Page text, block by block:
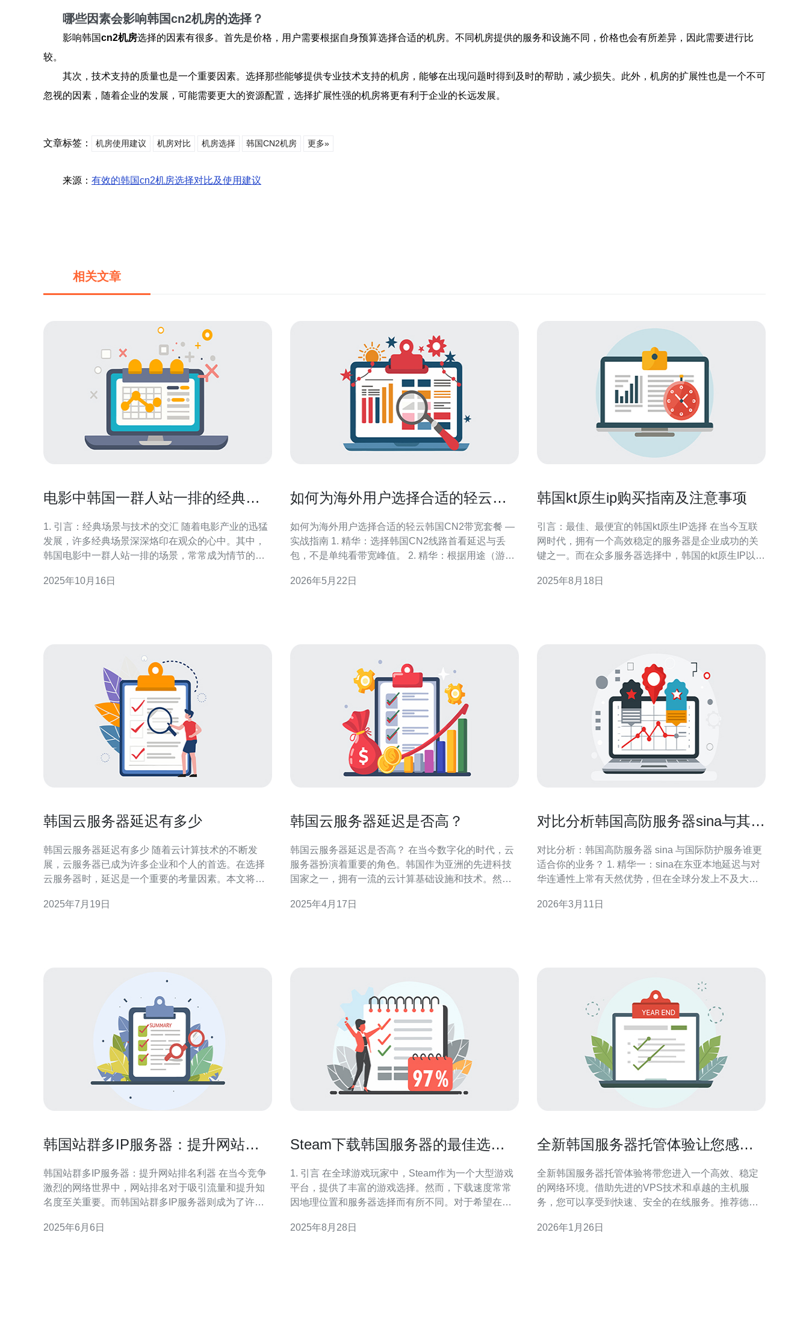
哪些因素会影响韩国cn2机房的选择？
影响韩国cn2机房选择的因素有很多。首先是价格，用户需要根据自身预算选择合适的机房。不同机房提供的服务和设施不同，价格也会有所差异，因此需要进行比
较。
其次，技术支持的质量也是一个重要因素。选择那些能够提供专业技术支持的机房，能够在出现问题时得到及时的帮助，减少损失。此外，机房的扩展性也是一个不可
忽视的因素，随着企业的发展，可能需要更大的资源配置，选择扩展性强的机房将更有利于企业的长远发展。
文章标签： 机房使用建议 机房对比 机房选择 韩国CN2机房 更多»
来源： 有效的韩国cn2机房选择对比及使用建议
相关文章
电影中韩国一群人站一排的经典场
1. 引言：经典场景与技术的交汇 随着电影产业的迅猛
发展，许多经典场景深深烙印在观众的心中。其中，
韩国电影中一群人站一排的场景，常常成为情节的高
藏着技术的支持。在本文中，我们将探讨这些经典场
2025年10月16日
如何为海外用户选择合适的轻云韩
如何为海外用户选择合适的轻云韩国CN2带宽套餐 —
实战指南 1. 精华：选择韩国CN2线路首看延迟与丢
包，不是单纯看带宽峰值。 2. 精华：根据用途（游戏/
花钱买不到体验。 3. 精华：使用Ping、MTR、iPerf三
2026年5月22日
韩国kt原生ip购买指南及注意事项
引言：最佳、最便宜的韩国kt原生IP选择 在当今互联
网时代，拥有一个高效稳定的服务器是企业成功的关
键之一。而在众多服务器选择中，韩国的kt原生IP以其
一份详尽的韩国kt原生IP购买指南，帮助您了解如何选
2025年8月18日
韩国云服务器延迟有多少
韩国云服务器延迟有多少 随着云计算技术的不断发
展，云服务器已成为许多企业和个人的首选。在选择
云服务器时，延迟是一个重要的考量因素。本文将探
网络环境。 延迟指的是数据在网络中传输的时间，也
2025年7月19日
韩国云服务器延迟是否高？
韩国云服务器延迟是否高？ 在当今数字化的时代，云
服务器扮演着重要的角色。韩国作为亚洲的先进科技
国家之一，拥有一流的云计算基础设施和技术。然
迟是一个重要的考虑因素。本文将探讨韩国云服务器
2025年4月17日
对比分析韩国高防服务器sina与其他
对比分析：韩国高防服务器 sina 与国际防护服务谁更
适合你的业务？ 1. 精华一：sina在东亚本地延迟与对
华连通性上常有天然优势，但在全球分发上不及大型
服务）在DDoS清洗容量、Anycast节点与自动化规则
2026年3月11日
韩国站群多IP服务器：提升网站排
韩国站群多IP服务器：提升网站排名利器 在当今竞争
激烈的网络世界中，网站排名对于吸引流量和提升知
名度至关重要。而韩国站群多IP服务器则成为了许多
多目标受众。 韩国站群多IP服务器是一种利用多个IP
2025年6月6日
Steam下载韩国服务器的最佳选择
1. 引言 在全球游戏玩家中，Steam作为一个大型游戏
平台，提供了丰富的游戏选择。然而，下载速度常常
因地理位置和服务器选择而有所不同。对于希望在韩
要。本文将探讨Steam下载韩国服务器的最佳选择与
2025年8月28日
全新韩国服务器托管体验让您感受
全新韩国服务器托管体验将带您进入一个高效、稳定
的网络环境。借助先进的VPS技术和卓越的主机服
务，您可以享受到快速、安全的在线服务。推荐德讯
助您在数字化时代中立足，实现业务飞跃。 韩国服务
2026年1月26日